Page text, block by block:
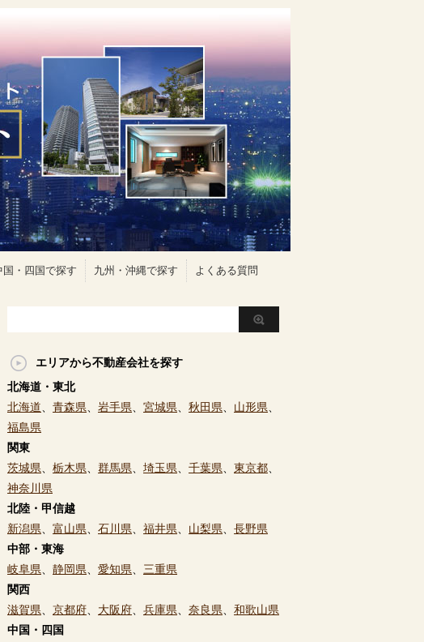
国・四国で探す 九州・沖縄で探す よくある質問
エリアから不動産会社を探す
北海道・東北
北海道
青森県 岩手県 宮城県 秋田県 山形県
福島県
関東
茨城県
栃木県 群馬県 埼玉県 千葉県 東京都
神奈川県
北陸・甲信越
新潟県
富山県 石川県 福井県 山梨県
長野県
中部・東海
岐阜県
静岡県 愛知県
三重県
関西
滋賀県
京都府 大阪府 兵庫県 奈良県
和歌山県
中国・四国